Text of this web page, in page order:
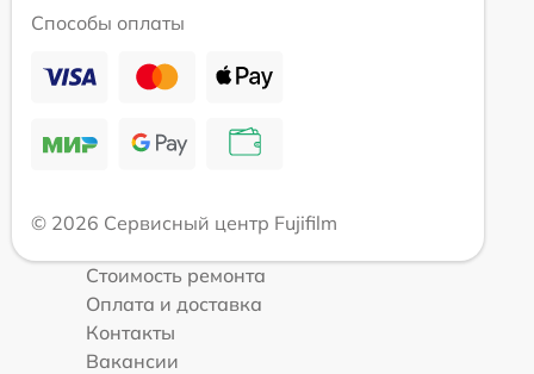
Способы оплаты
© 2026 Сервисный центр Fujifilm
Стоимость ремонта
Оплата и доставка
Контакты
Вакансии